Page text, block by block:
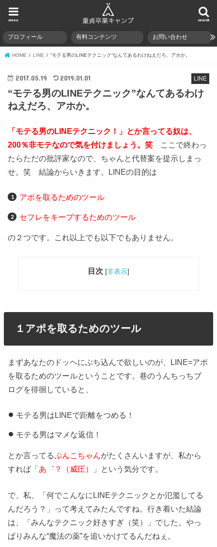
search
menu
プロフィール 有料コンテンツ お問い合わせ
HOME LINE “モテる男のLINEテクニック”なんてあるわけねえだろ、アホか。
LINE
2017.05.19 2019.01.01
“モテる男のLINEテクニック”なんてあるわけ
ねえだろ、アホか。
「モテる男のLINEテクニック！」とか言ってる奴は、
200％非モテなので気を付けましょう。笑 ここで終わっ
たらただの批評家なので、ちゃんと代替案を提示しまっ
せ。笑 結論からいきます。LINEの目的は
アポを取るためのツール
セフレをキープするためのツール
の２つです。これ以上でも以下でもありません。
目次 [非表示]
１アポを取るためのツール
まずあなたのドッヘにぶち込んで欲しいのが、LINE=アポ
を取るためのツールということです。巷のうんちっちブ
ログを徘徊していると、
モテる男はLINEで距離をつめる！
モテる男はマメな返信！
とか言ってるぷんこちゃんがたくさんいますが、私から
すれば「あ゛？（威圧） 」という気分です。
で、私、「何でこんなにLINEテクニックとか氾濫してる
んだろう？」って考えてみたんですね。行き着いた結論
は、「みんなテクニック好きすぎ（笑）」でした。やっ
ぱりみんな“魔法の薬”を追いかけてるんだねぇ。